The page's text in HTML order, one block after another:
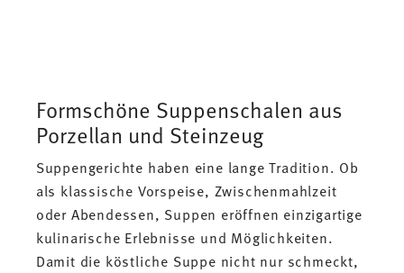
Formschöne Suppenschalen aus
Porzellan und Steinzeug
Suppengerichte haben eine lange Tradition. Ob
als klassische Vorspeise, Zwischenmahlzeit
oder Abendessen, Suppen eröffnen einzigartige
kulinarische Erlebnisse und Möglichkeiten.
Damit die köstliche Suppe nicht nur schmeckt,